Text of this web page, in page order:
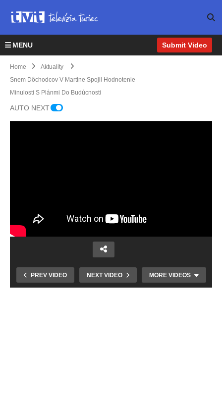
MENU Submit Video
Home
Aktuality
Snem Dôchodcov V Martine Spojil Hodnotenie
Minulosti S Plánmi Do Budúcnosti
AUTO NEXT
PREV VIDEO NEXT VIDEO MORE VIDEOS